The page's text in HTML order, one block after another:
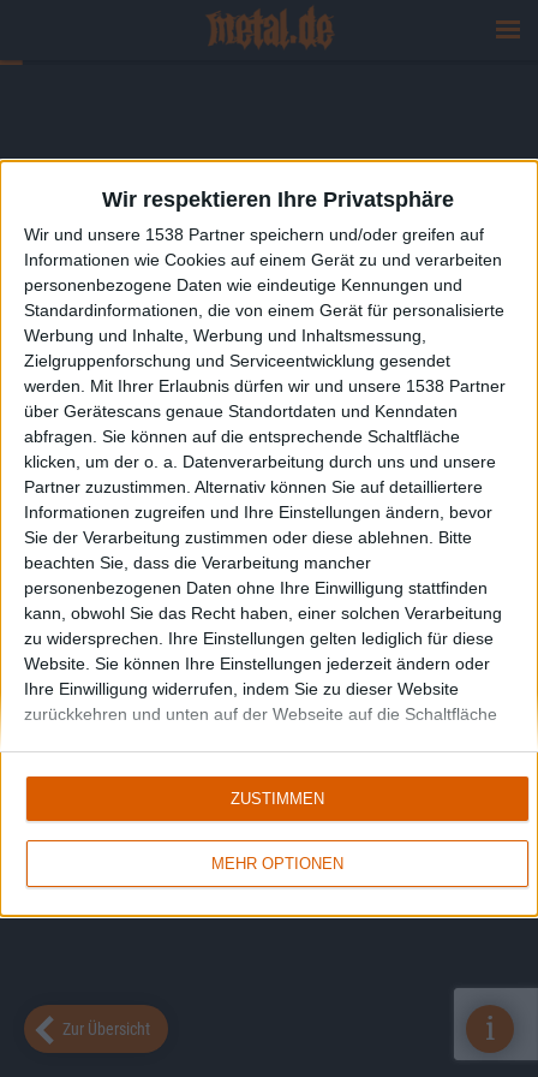
Wir respektieren Ihre Privatsphäre
Wir und unsere 1538 Partner speichern und/oder greifen auf
Informationen wie Cookies auf einem Gerät zu und verarbeiten
personenbezogene Daten wie eindeutige Kennungen und
Standardinformationen, die von einem Gerät für personalisierte
Werbung und Inhalte, Werbung und Inhaltsmessung,
Zielgruppenforschung und Serviceentwicklung gesendet
werden.
Mit Ihrer Erlaubnis dürfen wir und unsere 1538 Partner
über Gerätescans genaue Standortdaten und Kenndaten
abfragen. Sie können auf die entsprechende Schaltfläche
klicken, um der o. a. Datenverarbeitung durch uns und unsere
Partner zuzustimmen. Alternativ können Sie auf detailliertere
Informationen zugreifen und Ihre Einstellungen ändern, bevor
Sie der Verarbeitung zustimmen oder diese ablehnen.
Bitte
beachten Sie, dass die Verarbeitung mancher
personenbezogenen Daten ohne Ihre Einwilligung stattfinden
kann, obwohl Sie das Recht haben, einer solchen Verarbeitung
zu widersprechen. Ihre Einstellungen gelten lediglich für diese
Website. Sie können Ihre Einstellungen jederzeit ändern oder
Ihre Einwilligung widerrufen, indem Sie zu dieser Website
zurückkehren und unten auf der Webseite auf die Schaltfläche
MEHR OPTIONEN
ZUSTIMMEN
Zur Übersicht i